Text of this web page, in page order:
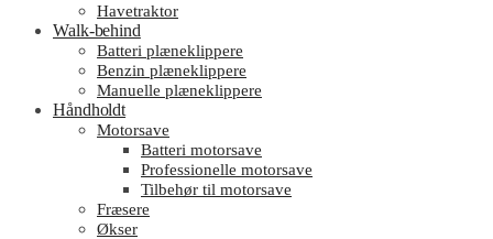
Havetraktor
Walk-behind
Batteri plæneklippere
Benzin plæneklippere
Manuelle plæneklippere
Håndholdt
Motorsave
Batteri motorsave
Professionelle motorsave
Tilbehør til motorsave
Fræsere
Økser